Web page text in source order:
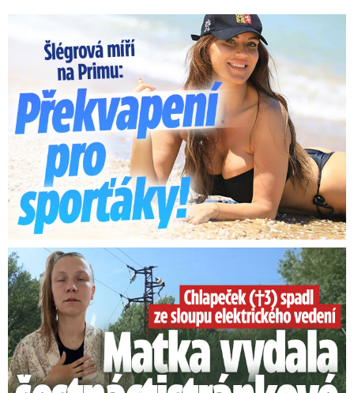
Lucie Šlégrová míří na Primu. Překvapení pro sporťáky!
Smrtelný pád chlapce: Matka vydala vyjádření na 16 stran